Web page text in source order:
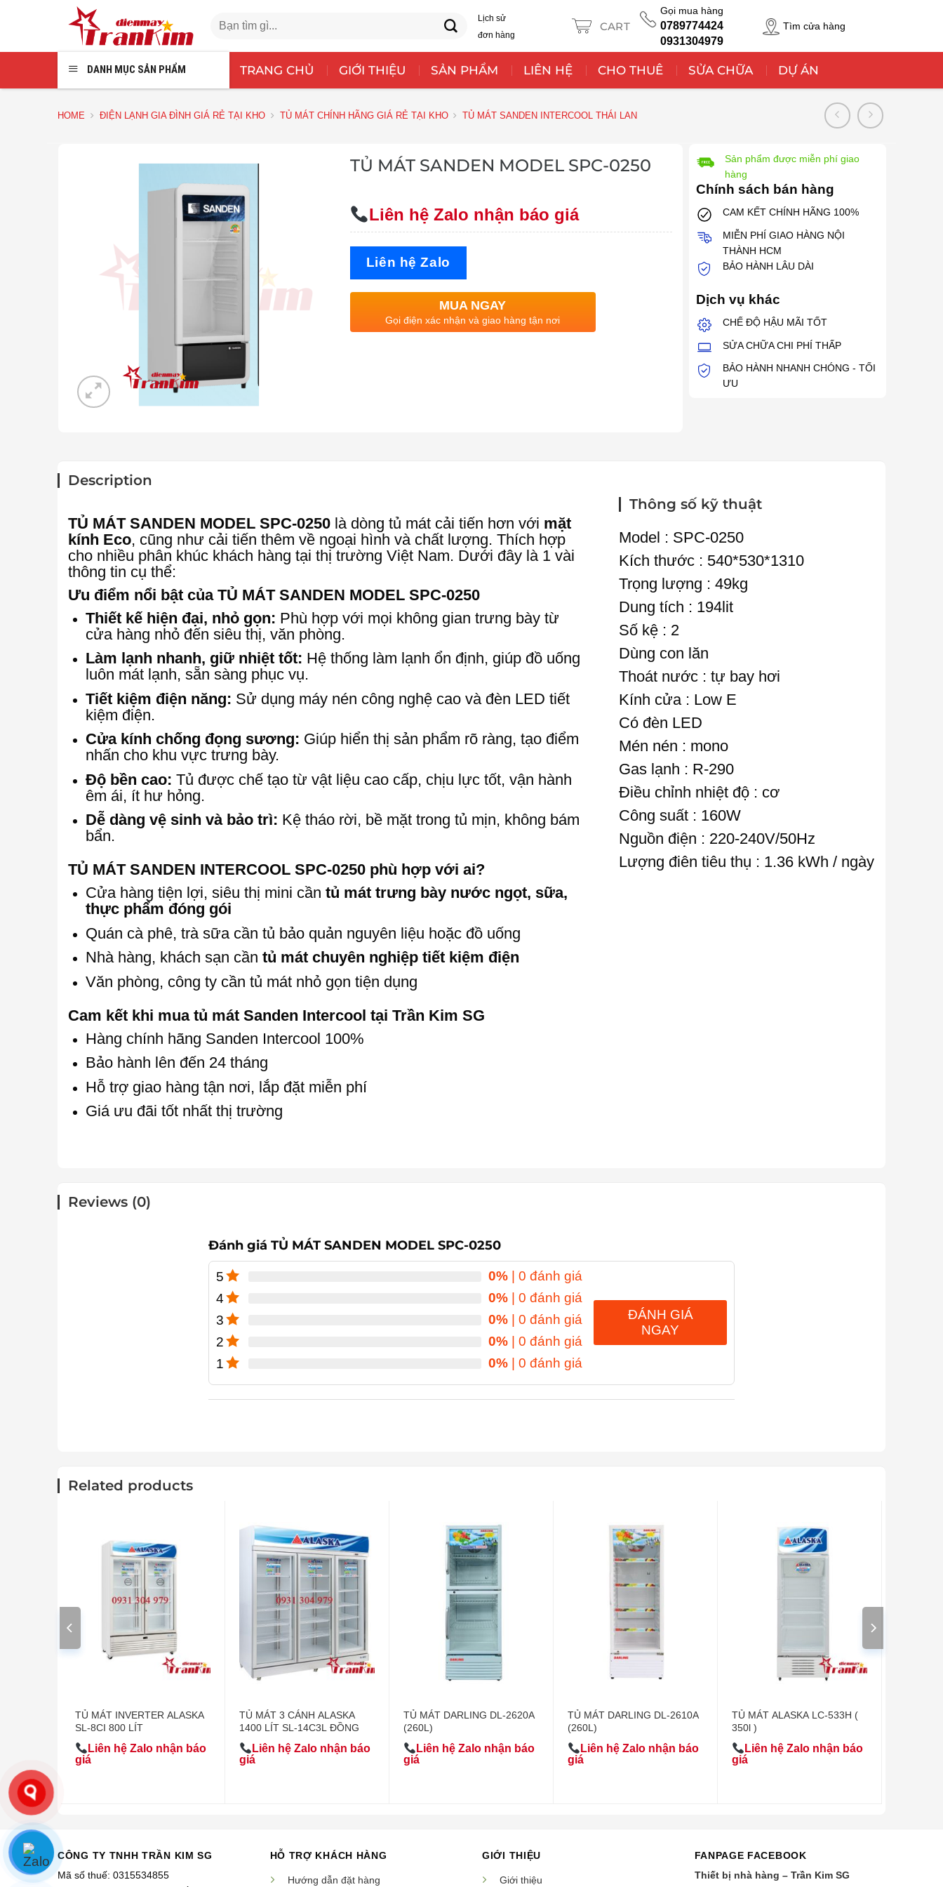
dung
Search
Lịch sử
đơn hàng
CART
Gọi mua hàng
0789774424
0931304979
Tìm cửa hàng
DANH MỤC SẢN PHẨM TRANG CHỦ GIỚI THIỆU SẢN PHẨM LIÊN HỆ CHO THUÊ SỬA CHỮA DỰ ÁN
HOME ĐIỆN LẠNH GIA ĐÌNH GIÁ RẺ TẠI KHO TỦ MÁT CHÍNH HÃNG GIÁ RẺ TẠI KHO TỦ MÁT SANDEN INTERCOOL THÁI LAN
TỦ MÁT SANDEN MODEL SPC-0250
Liên hệ Zalo nhận báo giá
Liên hệ Zalo
MUA NGAY
Gọi điện xác nhận và giao hàng tận nơi
Sản phẩm được miễn phí giao
hàng
Chính sách bán hàng
CAM KẾT CHÍNH HÃNG 100%
MIỄN PHÍ GIAO HÀNG NỘI
THÀNH HCM
BẢO HÀNH LÂU DÀI
Dịch vụ khác
CHẾ ĐỘ HẬU MÃI TỐT
SỬA CHỮA CHI PHÍ THẤP
BẢO HÀNH NHANH CHÓNG - TỐI
ƯU
Description
Thông số kỹ thuật
Model : SPC-0250
Kích thước : 540*530*1310
Trọng lượng : 49kg
Dung tích : 194lit
Số kệ : 2
Dùng con lăn
Thoát nước : tự bay hơi
Kính cửa : Low E
Có đèn LED
Mén nén : mono
Gas lạnh : R-290
Điều chỉnh nhiệt độ : cơ
Công suất : 160W
Nguồn điện : 220-240V/50Hz
Lượng điên tiêu thụ : 1.36 kWh / ngày
TỦ MÁT SANDEN MODEL SPC-0250 là dòng tủ mát cải tiến hơn với mặt
kính Eco, cũng như cải tiến thêm về ngoại hình và chất lượng. Thích hợp
cho nhiều phân khúc khách hàng tại thị trường Việt Nam. Dưới đây là 1 vài
thông tin cụ thể:
Ưu điểm nổi bật của TỦ MÁT SANDEN MODEL SPC-0250
Thiết kế hiện đại, nhỏ gọn: Phù hợp với mọi không gian trưng bày từ
cửa hàng nhỏ đến siêu thị, văn phòng.
Làm lạnh nhanh, giữ nhiệt tốt: Hệ thống làm lạnh ổn định, giúp đồ uống
luôn mát lạnh, sẵn sàng phục vụ.
Tiết kiệm điện năng: Sử dụng máy nén công nghệ cao và đèn LED tiết
kiệm điện.
Cửa kính chống đọng sương: Giúp hiển thị sản phẩm rõ ràng, tạo điểm
nhấn cho khu vực trưng bày.
Độ bền cao: Tủ được chế tạo từ vật liệu cao cấp, chịu lực tốt, vận hành
êm ái, ít hư hỏng.
Dễ dàng vệ sinh và bảo trì: Kệ tháo rời, bề mặt trong tủ mịn, không bám
bẩn.
TỦ MÁT SANDEN INTERCOOL SPC-0250 phù hợp với ai?
Cửa hàng tiện lợi, siêu thị mini cần tủ mát trưng bày nước ngọt, sữa,
thực phẩm đóng gói
Quán cà phê, trà sữa cần tủ bảo quản nguyên liệu hoặc đồ uống
Nhà hàng, khách sạn cần tủ mát chuyên nghiệp tiết kiệm điện
Văn phòng, công ty cần tủ mát nhỏ gọn tiện dụng
Cam kết khi mua tủ mát Sanden Intercool tại Trần Kim SG
Hàng chính hãng Sanden Intercool 100%
Bảo hành lên đến 24 tháng
Hỗ trợ giao hàng tận nơi, lắp đặt miễn phí
Giá ưu đãi tốt nhất thị trường
Reviews (0)
Đánh giá TỦ MÁT SANDEN MODEL SPC-0250
5 0% | 0 đánh giá
4
0% | 0 đánh giá
3
0% | 0 đánh giá
2
0% | 0 đánh giá
1
0% | 0 đánh giá
ĐÁNH GIÁ
NGAY
Related products
TỦ MÁT INVERTER ALASKA
SL-8CI 800 LÍT
Liên hệ Zalo nhận báo
giá
TỦ MÁT 3 CÁNH ALASKA
1400 LÍT SL-14C3L ĐỒNG
Liên hệ Zalo nhận báo
giá
TỦ MÁT DARLING DL-2620A
(260L)
Liên hệ Zalo nhận báo
giá
TỦ MÁT DARLING DL-2610A
(260L)
Liên hệ Zalo nhận báo
giá
TỦ MÁT ALASKA LC-533H (
350l )
Liên hệ Zalo nhận báo
giá
CÔNG TY TNHH TRẦN KIM SG
Mã số thuế: 0315534855
HỖ TRỢ KHÁCH HÀNG
Hướng dẫn đặt hàng
GIỚI THIỆU
Giới thiệu
FANPAGE FACEBOOK
Thiết bị nhà hàng – Trần Kim SG